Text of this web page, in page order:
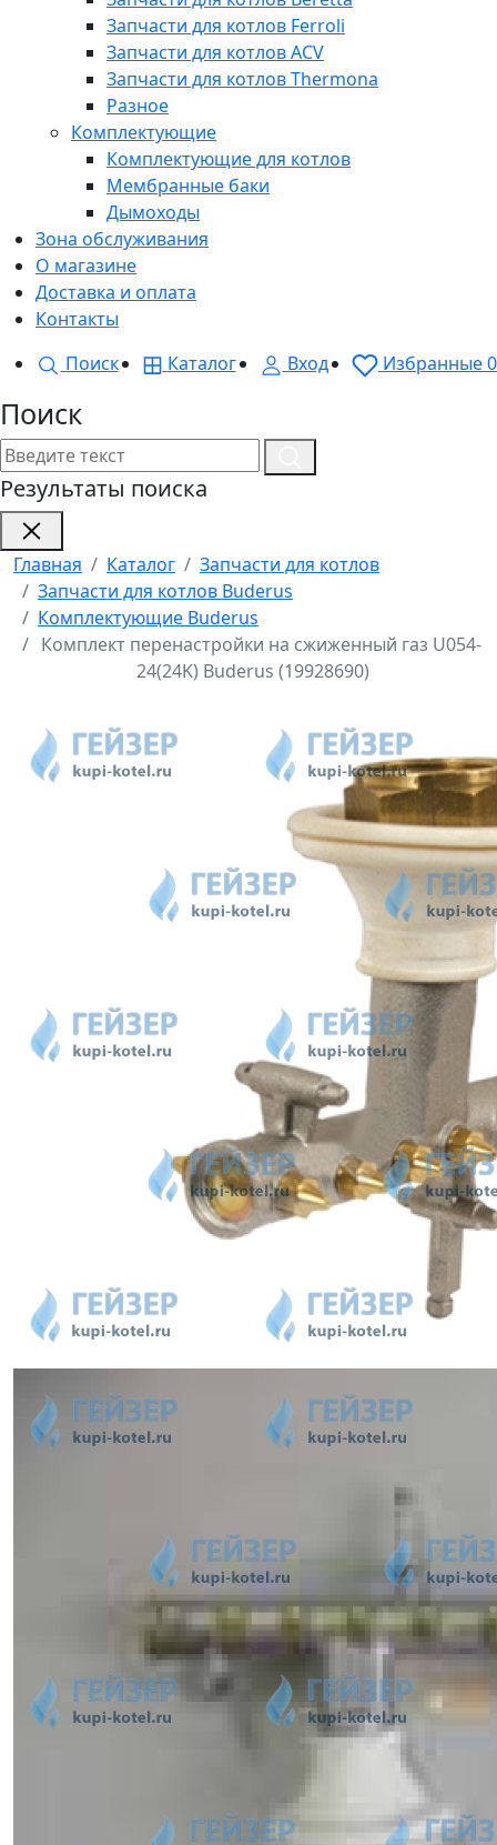
Запчасти для котлов Ferroli
Запчасти для котлов ACV
Запчасти для котлов Thermona
Разное
Комплектующие
Комплектующие для котлов
Мембранные баки
Дымоходы
Зона обслуживания
О магазине
Доставка и оплата
Контакты
Поиск
Каталог Вход Избранные0
Поиск
Результаты поиска
Главная Каталог
Запчасти для котлов
Запчасти для котлов Buderus
Комплектующие Buderus
Комплект перенастройки на сжиженный газ U054-
24(24K) Buderus (19928690)